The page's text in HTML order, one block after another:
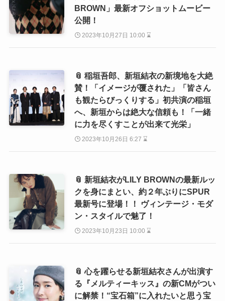
BROWN」最新オフショットムービー
公開！
2023年10月27日 10:00 ⌛
📎 稲垣吾郎、新垣結衣の新境地を大絶
賛！「イメージが覆された」「皆さん
も観たらびっくりする」初共演の稲垣
へ、新垣からは絶大な信頼も！「一緒
に力を尽くすことが出来て光栄」
2023年10月26日 6:27 ⌛
📎 新垣結衣がLILY BROWNの最新ルッ
クを身にまとい、約２年ぶりにSPUR
最新号に登場！！ ヴィンテージ・モダ
ン・スタイルで魅了！
2023年10月23日 10:00 ⌛
📎 心を躍らせる新垣結衣さんが出演す
る『メルティーキッス』の新CMがつい
に解禁！“宝石箱”に入れたいと思う宝